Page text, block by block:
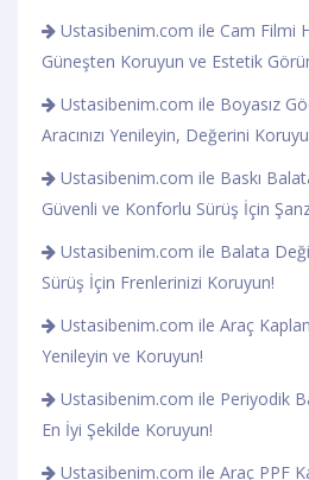
Ustasibenim.com ile Cam Filmi
Güneşten Koruyun ve Estetik
Ustasibenim.com ile Boyasız
Aracınızı Yenileyin, Değerini
Ustasibenim.com ile Baskı
Güvenli ve Konforlu Sürüş İçin
Ustasibenim.com ile Balata
Sürüş İçin Frenlerinizi Koruyun!
Ustasibenim.com ile Araç
Yenileyin ve Koruyun!
Ustasibenim.com ile Periyodik
En İyi Şekilde Koruyun!
Ustasibenim.com ile Araç PPF